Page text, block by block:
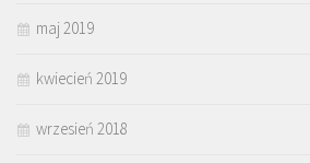
maj 2019
kwiecień 2019
wrzesień 2018